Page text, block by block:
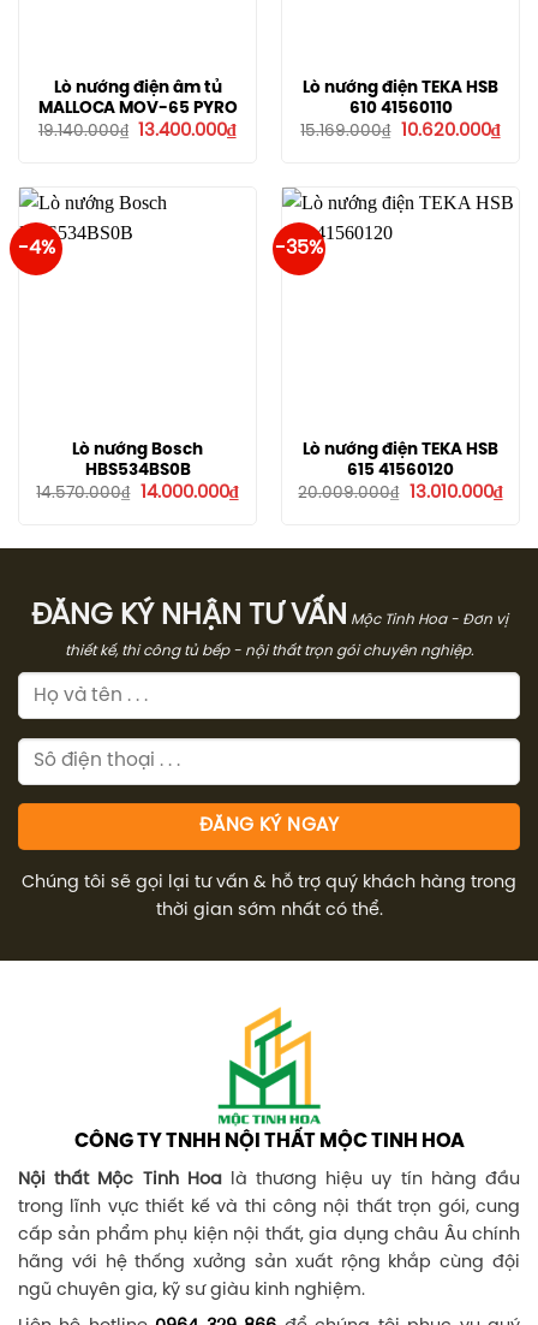
Lò nướng điện âm tủ
MALLOCA MOV-65 PYRO
19.140.000₫ Giá
13.400.000₫Giá
hiện
13.400.000₫.
Lò nướng điện TEKA HSB
610 41560110
15.169.000₫
Giá
10.620.000₫Giá
hiện
-4%
Lò nướng Bosch
HBS534BS0B
14.570.000₫
Giá
14.000.000₫Giá
hiện
14.000.000₫.
-35%
Lò nướng điện TEKA HSB
615 41560120
20.009.000₫
Giá
13.010.000₫Giá
hiện
ĐĂNG KÝ NHẬN TƯ VẤN Mộc Tinh Hoa - Đơn vị
thiết kế, thi công tủ bếp - nội thất trọn gói chuyên nghiệp.
Chúng tôi sẽ gọi lại tư vấn & hỗ trợ quý khách hàng trong
thời gian sớm nhất có thể.
CÔNG TY TNHH NỘI THẤT MỘC TINH HOA
Nội thất Mộc Tinh Hoalà thương hiệu uy tín hàng đầu
trong lĩnh vực thiết kế và thi công nội thất trọn gói, cung
cấp sản phẩm phụ kiện nội thất, gia dụng châu Âu chính
hãng với hệ thống xưởng sản xuất rộng khắp cùng đội
ngũ chuyên gia, kỹ sư giàu kinh nghiệm.